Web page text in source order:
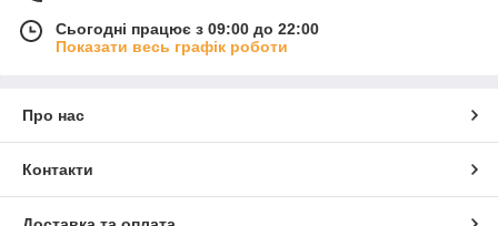
Сьогодні працює з 09:00 до 22:00
Показати весь графік роботи
Про нас
Контакти